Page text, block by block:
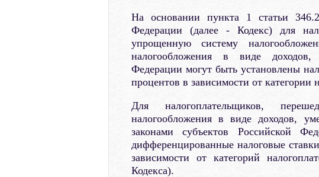
На основании пункта 1 статьи
Федерации (далее - Кодекс) для
упрощенную систему
налогообложения в виде доходов,
Федерации могут быть установлены
процентов в зависимости от категории
Для налогоплательщиков,
налогообложения в виде доходов,
законами субъектов Российской
дифференцированные налоговые
зависимости от категорий
Кодекса).